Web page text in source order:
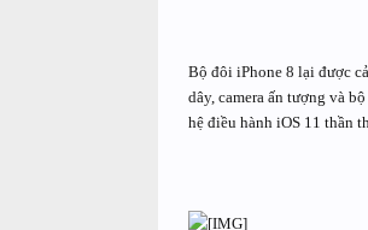
Bộ đôi iPhone 8 lại được
dây, camera ấn tượng và
hệ điều hành iOS 11 thần